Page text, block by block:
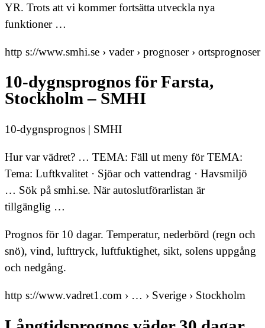
YR. Trots att vi kommer fortsätta utveckla nya
funktioner …
http s://www.smhi.se › vader › prognoser › ortsprognoser
10-dygnsprognos för Farsta,
Stockholm – SMHI
10-dygnsprognos | SMHI
Hur var vädret? … TEMA: Fäll ut meny för TEMA:
Tema: Luftkvalitet · Sjöar och vattendrag · Havsmiljö
… Sök på smhi.se. När autoslutförarlistan är
tillgänglig …
Prognos för 10 dagar. Temperatur, nederbörd (regn och
snö), vind, lufttryck, luftfuktighet, sikt, solens uppgång
och nedgång.
http s://www.vadret1.com › … › Sverige › Stockholm